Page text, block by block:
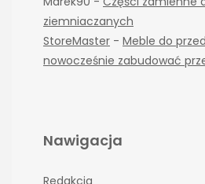
ziemniaczanych
StoreMaster - Meble do
nowocześnie zabudować
Nawigacja